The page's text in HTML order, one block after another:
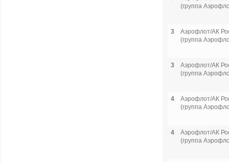
(группа
3
Аэрофлот/АК
(группа
3
Аэрофлот/АК
(группа
4
Аэрофлот/АК
(группа
4
Аэрофлот/АК
(группа